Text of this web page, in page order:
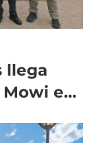
llega
Mowi en